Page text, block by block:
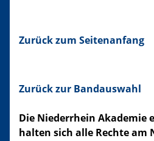
Zurück zum Seitenanfang
Zurück zur Bandauswahl
Die Niederrhein Akademie
halten sich alle Rechte am